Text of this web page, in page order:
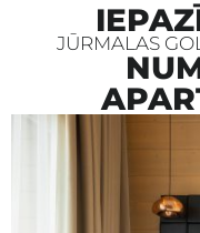
JŪRMALAS